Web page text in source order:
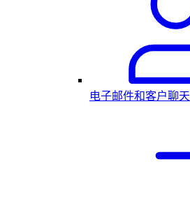
电子邮件和客户聊天